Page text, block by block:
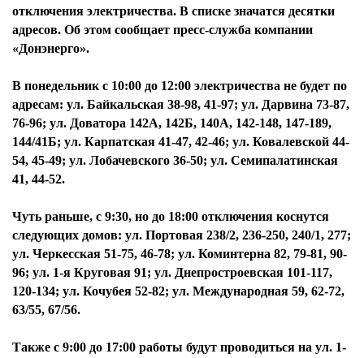
отключения электричества. В списке значатся десятки
адресов. Об этом сообщает пресс-служба компании
«Донэнерго».
В понедельник с 10:00 до 12:00 электричества не будет по
адресам: ул. Байкальская 38-98, 41-97; ул. Дарвина 73-87,
76-96; ул. Доватора 142А, 142Б, 140А, 142-148, 147-189,
144/41Б; ул. Карпатская 41-47, 42-46; ул. Ковалевской 44-
54, 45-49; ул. Лобачевского 36-50; ул. Семипалатинская
41, 44-52.
Чуть раньше, с 9:30, но до 18:00 отключения коснутся
следующих домов: ул. Портовая 238/2, 236-250, 240/1, 277;
ул. Черкесская 51-75, 46-78; ул. Коминтерна 82, 79-81, 90-
96; ул. 1-я Круговая 91; ул. Днепростроевская 101-117,
120-134; ул. Кочубея 52-82; ул. Международная 59, 62-72,
63/55, 67/56.
Также с 9:00 до 17:00 работы будут проводиться на ул. 1-